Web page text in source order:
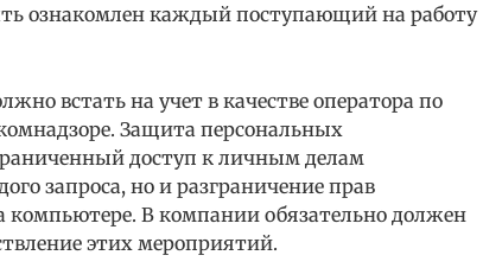
ознакомлен каждый поступающий на работу
встать на учет в качестве оператора по
Защита персональных
доступ к личным делам
запроса, но и разграничение прав
компьютере. В компании обязательно должен
этих мероприятий.